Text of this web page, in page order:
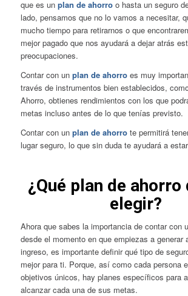
que es un plan de ahorroo hasta un seguro
lado, pensamos que no lo vamos a necesitar,
mucho tiempo para retirarnos o que
mejor pagado que nos ayudará a dejar atrás
preocupaciones.
Contar con un plan de ahorroes muy
través de instrumentos bien establecidos,
Ahorro, obtienes rendimientos con los que
metas incluso antes de lo que tenías previsto.
Contar con un plan de ahorrote permitirá
lugar seguro, lo que sin duda te ayudará a
¿Qué plan de ahorro
elegir?
Ahora que sabes la importancia de contar con
desde el momento en que empiezas a generar
ingreso, es importante definir qué tipo de
mejor para ti. Porque, así como cada persona
objetivos únicos, hay planes específicos para
alcanzar cada una de sus metas.